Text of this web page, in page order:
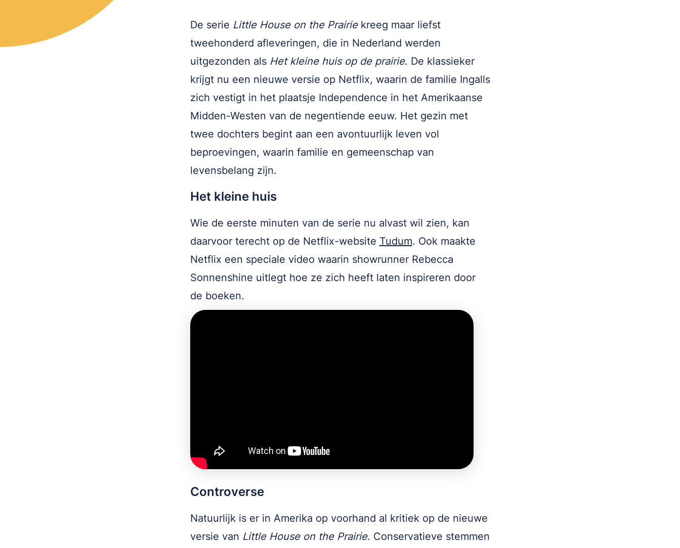
De serie Little House on the Prairiekreeg maar liefst
tweehonderd afleveringen, die in Nederland werden
uitgezonden als Het kleine huis op de prairie. De klassieker
krijgt nu een nieuwe versie op Netflix, waarin de familie Ingalls
zich vestigt in het plaatsje Independence in het Amerikaanse
Midden-Westen van de negentiende eeuw. Het gezin met
twee dochters begint aan een avontuurlijk leven vol
beproevingen, waarin familie en gemeenschap van
levensbelang zijn.
Het kleine huis
Wie de eerste minuten van de serie nu alvast wil zien, kan
daarvoor terecht op de Netflix-website Tudum. Ook maakte
Netflix een speciale video waarin showrunner Rebecca
Sonnenshine uitlegt hoe ze zich heeft laten inspireren door
de boeken.
Controverse
Natuurlijk is er in Amerika op voorhand al kritiek op de nieuwe
versie van Little House on the Prairie. Conservatieve stemmen